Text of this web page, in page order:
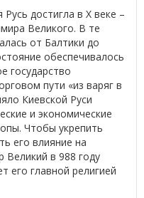
достигла в Х веке –
Великого. В те
от Балтики до
обеспечивалось
государство
пути «из варяг в
Киевской Руси
и экономические
Чтобы укрепить
его влияние на
в 988 году
его главной религией